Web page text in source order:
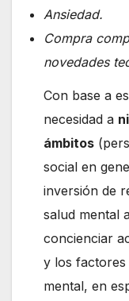
Ansiedad.
Compra
novedades
Con base a
necesidad a
ámbitos
social en
inversión de
salud mental
concienciar
y los
mental, en